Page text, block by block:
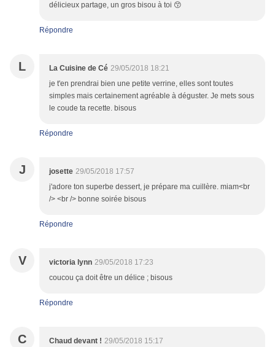
délicieux partage, un gros bisou à toi 😙
Répondre
L La Cuisine de Cé 29/05/2018 18:21
je t'en prendrai bien une petite verrine, elles sont toutes
simples mais certainement agréable à déguster. Je mets sous
le coude ta recette. bisous
Répondre
J josette 29/05/2018 17:57
j'adore ton superbe dessert, je prépare ma cuillère. miam<br
/> <br /> bonne soirée bisous
Répondre
V victoria lynn 29/05/2018 17:23
coucou ça doit être un délice ; bisous
Répondre
C Chaud devant ! 29/05/2018 15:17